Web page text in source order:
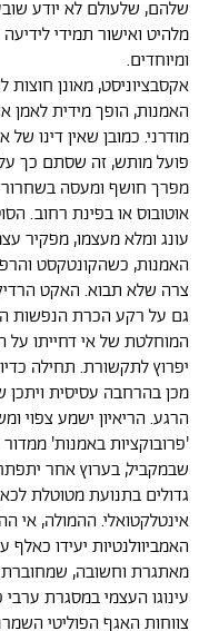
שלהם, שלעולם לא יודע
מלהיט ואישור תמידי
ומיוחדים.
אקסבציוניסט, מאונן
האמנות, הופך מידית לאמן
מודרני. כמובן שאין דינו של
פועל מותש, זה שסתם כך
מפרך חושף ומעסה
אוטובוס או בפינת רחוב.
עונג ומלא מעצמו, מפקיר
האמנות, כשהקונטקסט
צרה שלא תבוא. האקט
גם על רקע הכרת הנפשות
המוחלטת של אי דחייתו על
יפרוץ לתקשורת. תחילה
מכן בהרחבה עסיסית ויתכן
הרגע. הריאיון ישמע צפוי
'פרובוקציות באמנות'
שבמקביל, בערוץ אחר
גדולים בתנועת מטוטלת
אינטלקטואלי. ההמולה, אי
האמביוולנטיות יעידו
מאתגרת וחשובה, שמחוברת
עינוגו העצמי במסגרת
צווחות האגף הפוליטי